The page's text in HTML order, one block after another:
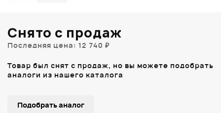
Снято с продаж
Последняя цена: 12 740 ₽
Товар был снят с продаж, но вы можете подобрать
аналоги из нашего каталога
Подобрать аналог